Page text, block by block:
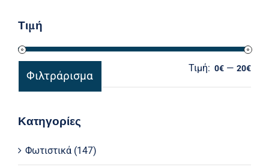
Τιμή
τιμή
τιμή
Φιλτράρισμα
Τιμή: 0€ —20€
Κατηγορίες
Φωτιστικά (147)